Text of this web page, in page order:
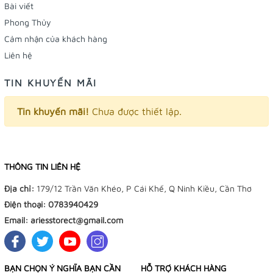
Bài viết
Phong Thủy
Cảm nhận của khách hàng
Liên hệ
TIN KHUYẾN MÃI
Tin khuyến mãi! Chưa được thiết lập.
THÔNG TIN LIÊN HỆ
Địa chỉ: 179/12 Trần Văn Khéo, P Cái Khế, Q Ninh Kiều, Cần Thơ
Điện thoại: 0783940429
Email: ariesstorect@gmail.com
BẠN CHỌN Ý NGHĨA BẠN CẦN
HỖ TRỢ KHÁCH HÀNG